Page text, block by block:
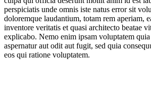
perspiciatis unde omnis iste natus error sit
doloremque laudantium, totam rem aperiam,
inventore veritatis et quasi architecto beatae
explicabo. Nemo enim ipsam voluptatem
aspernatur aut odit aut fugit, sed quia
eos qui ratione voluptatem.